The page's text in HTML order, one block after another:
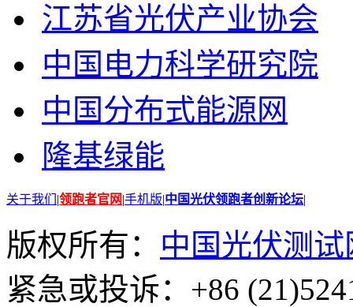
江苏省光伏产业协会
中国电力科学研究院
中国分布式能源网
隆基绿能
关于我们 |领跑者官网|手机版|中国光伏领跑者创新论坛|
版权所有： 中国光伏测试
紧急或投诉：+86